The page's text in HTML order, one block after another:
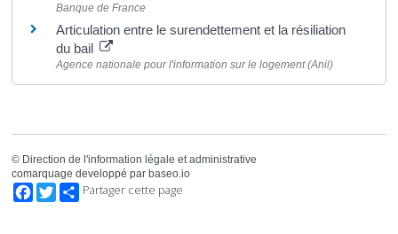
Banque de France
Articulation entre le surendettement et la résiliation
du bail
Agence nationale pour l'information sur le logement (Anil)
© Direction de l'information légale et administrative
comarquage developpé par baseo.io
FacebookTwitterPartager cette page